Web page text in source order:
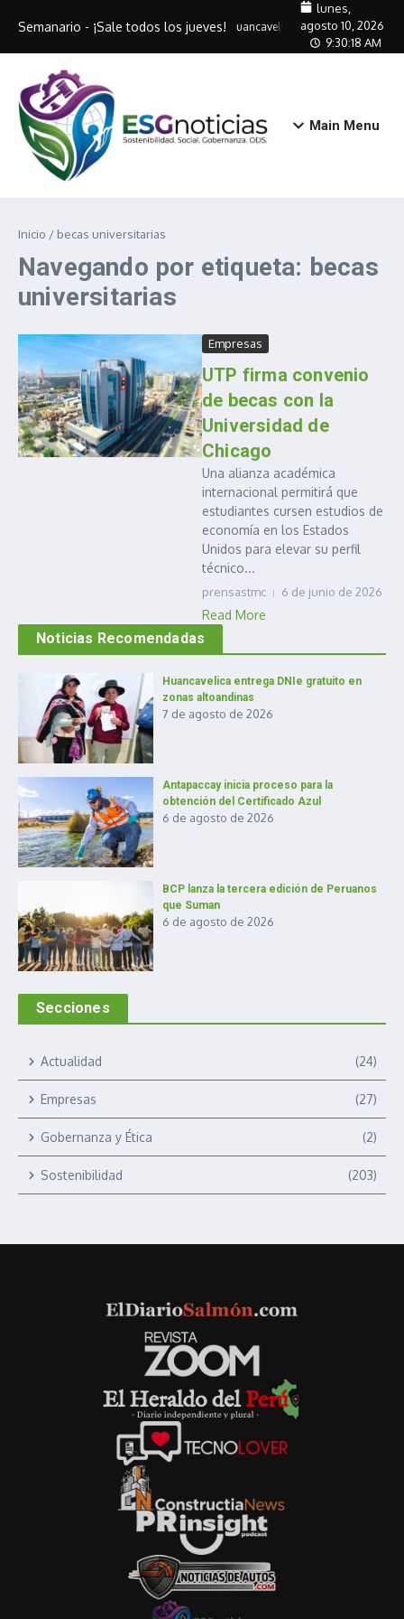
Semanario - ¡Sale todos los jueves!
Huancavelica entrega DNIe
lunes,
agosto 10, 2026
9:30:18 AM
Main Menu
Inicio / becas universitarias
Navegando por etiqueta: becas
universitarias
Empresas
UTP firma convenio
de becas con la
Universidad de
Chicago
Una alianza académica
internacional permitirá que
estudiantes cursen estudios de
economía en los Estados
Unidos para elevar su perfil
técnico...
prensastmc 6 de junio de 2026
Read More
Noticias Recomendadas
Huancavelica entrega DNIe gratuito en
zonas altoandinas
7 de agosto de 2026
Antapaccay inicia proceso para la
obtención del Certificado Azul
6 de agosto de 2026
BCP lanza la tercera edición de Peruanos
que Suman
6 de agosto de 2026
Secciones
Actualidad (24)
Empresas (27)
Gobernanza y Ética (2)
Sostenibilidad (203)